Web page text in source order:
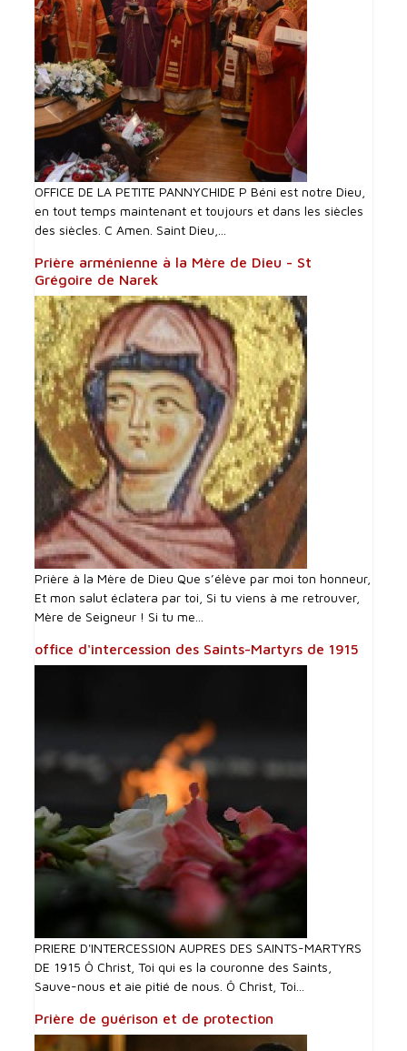
OFFICE DE LA PETITE PANNYCHIDE P Béni est notre Dieu,
en tout temps maintenant et toujours et dans les siècles
des siècles. C Amen. Saint Dieu,...
Prière arménienne à la Mère de Dieu - St
Grégoire de Narek
Prière à la Mère de Dieu Que s’élève par moi ton honneur,
Et mon salut éclatera par toi, Si tu viens à me retrouver,
Mère de Seigneur ! Si tu me...
office d'intercession des Saints-Martyrs de 1915
PRIERE D'INTERCESSI0N AUPRES DES SAINTS-MARTYRS
DE 1915 Ô Christ, Toi qui es la couronne des Saints,
Sauve-nous et aie pitié de nous. Ô Christ, Toi...
Prière de guérison et de protection